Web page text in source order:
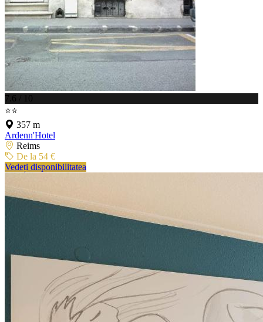
7.6 / 10
⭐⭐
357 m
Ardenn'Hotel
Reims
De la 54 €
Vedeți disponibilitatea